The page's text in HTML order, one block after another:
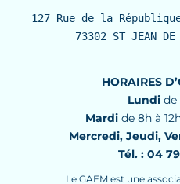
127 Rue de la
73302 ST JEAN DE
HORAIRES
Lundide
Mardi de 8h à
Mercredi, Jeudi,
Tél. : 04
Le GAEM est une